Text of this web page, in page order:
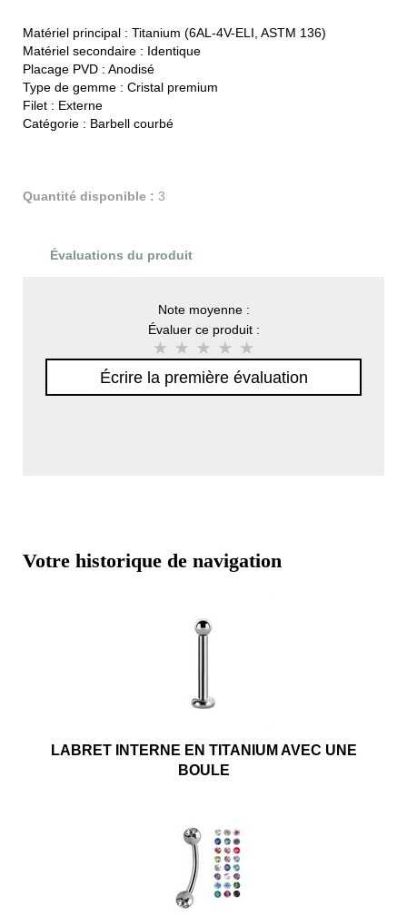
Matériel principal : Titanium (6AL-4V-ELI, ASTM 136)
Matériel secondaire : Identique
Placage PVD : Anodisé
Type de gemme : Cristal premium
Filet : Externe
Catégorie : Barbell courbé
Quantité disponible : 3
Évaluations du produit
Note moyenne :
Évaluer ce produit :
Écrire la première évaluation
Votre historique de navigation
LABRET INTERNE EN TITANIUM AVEC UNE
BOULE